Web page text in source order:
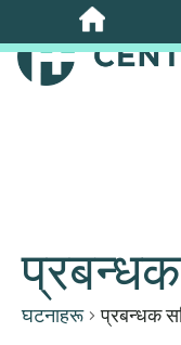
सामग्रीमा
जानुहोस्
घटनाहरू प्रबन्धक